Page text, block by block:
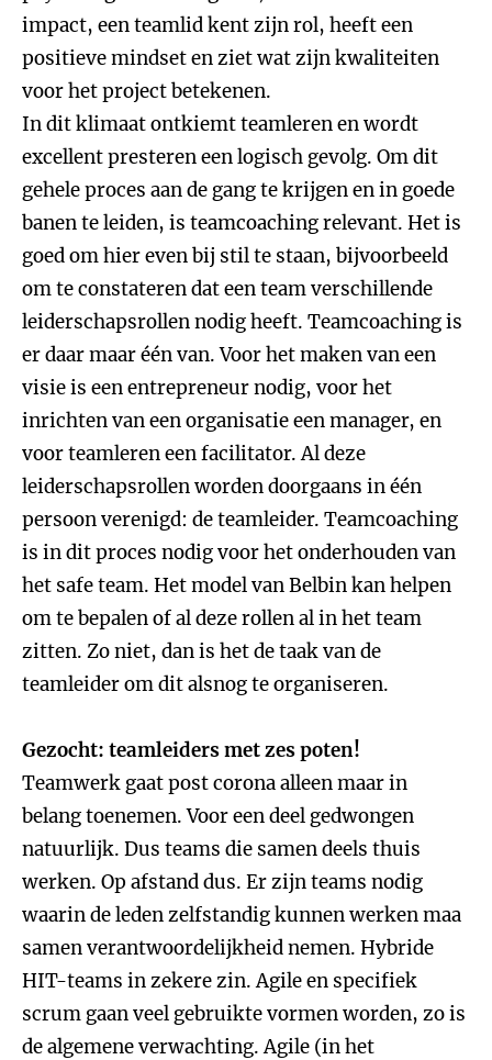
impact, een teamlid kent zijn rol, heeft een
positieve mindset en ziet wat zijn kwaliteiten
voor het project betekenen.
In dit klimaat ontkiemt teamleren en wordt
excellent presteren een logisch gevolg. Om dit
gehele proces aan de gang te krijgen en in goede
banen te leiden, is teamcoaching relevant. Het is
goed om hier even bij stil te staan, bijvoorbeeld
om te constateren dat een team verschillende
leiderschapsrollen nodig heeft. Teamcoaching is
er daar maar één van. Voor het maken van een
visie is een entrepreneur nodig, voor het
inrichten van een organisatie een manager, en
voor teamleren een facilitator. Al deze
leiderschapsrollen worden doorgaans in één
persoon verenigd: de teamleider. Teamcoaching
is in dit proces nodig voor het onderhouden van
het safe team. Het model van Belbin kan helpen
om te bepalen of al deze rollen al in het team
zitten. Zo niet, dan is het de taak van de
teamleider om dit alsnog te organiseren.
Gezocht: teamleiders met zes poten!
Teamwerk gaat post corona alleen maar in
belang toenemen. Voor een deel gedwongen
natuurlijk. Dus teams die samen deels thuis
werken. Op afstand dus. Er zijn teams nodig
waarin de leden zelfstandig kunnen werken maa
samen verantwoordelijkheid nemen. Hybride
HIT-teams in zekere zin. Agile en specifiek
scrum gaan veel gebruikte vormen worden, zo is
de algemene verwachting. Agile (in het